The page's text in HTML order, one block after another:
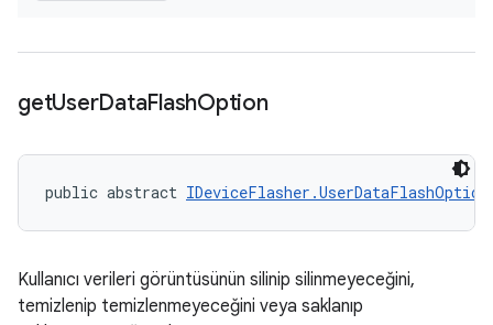
getUserDataFlashOption
public abstract IDeviceFlasher.UserDataFlashOption
Kullanıcı verileri görüntüsünün silinip silinmeyeceğini,
temizlenip temizlenmeyeceğini veya saklanıp